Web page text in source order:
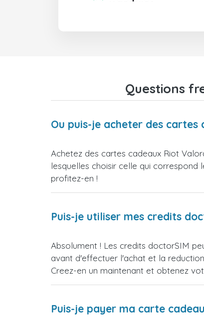
Questions
Ou puis-je acheter des
Achetez des cartes cadeaux Riot
lesquelles choisir celle qui
profitez-en !
Puis-je utiliser mes credits
Absolument ! Les credits doctorSIM
avant d'effectuer l'achat et la
Creez-en un maintenant et obtenez
Puis-je payer ma carte